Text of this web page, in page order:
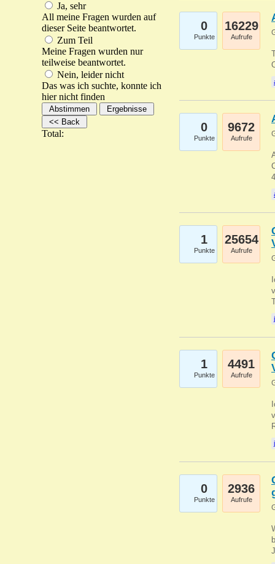
Ja, sehr
All meine Fragen wurden auf
dieser Seite beantwortet.
Zum Teil
Meine Fragen wurden nur
teilweise beantwortet.
Nein, leider nicht
Das was ich suchte, konnte ich
hier nicht finden
Total:
0
Punkte
16229
Aufrufe
0
Punkte
9672
Aufrufe
1
Punkte
25654
Aufrufe
1
Punkte
4491
Aufrufe
0
Punkte
2936
Aufrufe